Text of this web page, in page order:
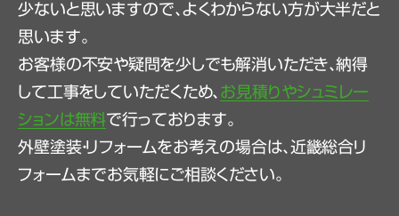
少ないと思いますので、よくわからない方が大半だと
思います。
お客様の不安や疑問を少しでも解消いただき、納得
して工事をしていただくため、 お見積りやシュミレー
ションは無料で行っております。
外壁塗装・リフォームをお考えの場合は、近畿総合リ
フォームまでお気軽にご相談ください。